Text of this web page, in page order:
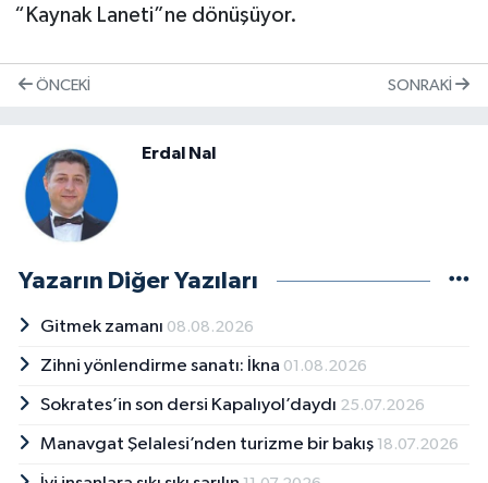
“Kaynak Laneti”ne dönüşüyor.
ÖNCEKI SONRAKI
Erdal Nal
Yazarın Diğer Yazıları
Gitmek zamanı 08.08.2026
Zihni yönlendirme sanatı: İkna 01.08.2026
Sokrates’in son dersi Kapalıyol’daydı 25.07.2026
Manavgat Şelalesi’nden turizme bir bakış 18.07.2026